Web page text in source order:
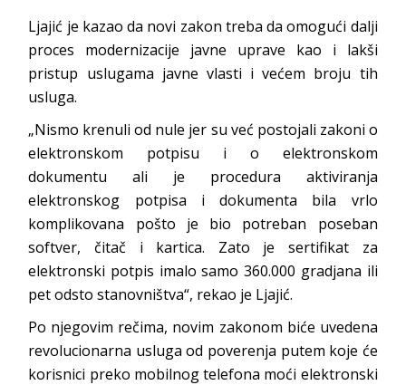
Ljajić je kazao da novi zakon treba da omogući dalji
proces modernizacije javne uprave kao i lakši
pristup uslugama javne vlasti i većem broju tih
usluga.
„Nismo krenuli od nule jer su već postojali zakoni o
elektronskom potpisu i o elektronskom
dokumentu ali je procedura aktiviranja
elektronskog potpisa i dokumenta bila vrlo
komplikovana pošto je bio potreban poseban
softver, čitač i kartica. Zato je sertifikat za
elektronski potpis imalo samo 360.000 gradjana ili
pet odsto stanovništva“, rekao je Ljajić.
Po njegovim rečima, novim zakonom biće uvedena
revolucionarna usluga od poverenja putem koje će
korisnici preko mobilnog telefona moći elektronski